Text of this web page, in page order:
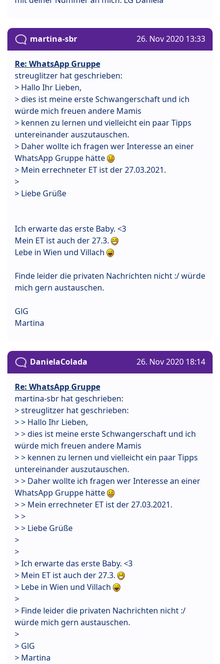
martina-sbr 26. Nov 2020 13:33
Re: WhatsApp Gruppe
streuglitzer hat geschrieben:
> Hallo Ihr Lieben,
> dies ist meine erste Schwangerschaft und ich
würde mich freuen andere Mamis
> kennen zu lernen und vielleicht ein paar Tipps
untereinander auszutauschen.
> Daher wollte ich fragen wer Interesse an einer
WhatsApp Gruppe hätte
> Mein errechneter ET ist der 27.03.2021.
>
> Liebe Grüße
Ich erwarte das erste Baby. <3
Mein ET ist auch der 27.3.
Lebe in Wien und Villach
Finde leider die privaten Nachrichten nicht :/ würde
mich gern austauschen.
GlG
Martina
DanielaColada 26. Nov 2020 18:14
Re: WhatsApp Gruppe
martina-sbr hat geschrieben:
> streuglitzer hat geschrieben:
> > Hallo Ihr Lieben,
> > dies ist meine erste Schwangerschaft und ich
würde mich freuen andere Mamis
> > kennen zu lernen und vielleicht ein paar Tipps
untereinander auszutauschen.
> > Daher wollte ich fragen wer Interesse an einer
WhatsApp Gruppe hätte
> > Mein errechneter ET ist der 27.03.2021.
> >
> > Liebe Grüße
>
>
> Ich erwarte das erste Baby. <3
> Mein ET ist auch der 27.3.
> Lebe in Wien und Villach
>
> Finde leider die privaten Nachrichten nicht :/
würde mich gern austauschen.
>
> GlG
> Martina